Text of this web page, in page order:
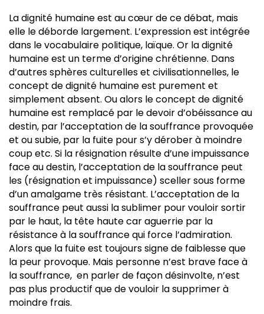
La dignité humaine est au cœur de ce débat, mais
elle le déborde largement. L’expression est intégrée
dans le vocabulaire politique, laïque. Or la dignité
humaine est un terme d’origine chrétienne. Dans
d’autres sphères culturelles et civilisationnelles, le
concept de dignité humaine est purement et
simplement absent. Ou alors le concept de dignité
humaine est remplacé par le devoir d’obéissance au
destin, par l’acceptation de la souffrance provoquée
et ou subie, par la fuite pour s’y dérober à moindre
coup etc. Si la résignation résulte d’une impuissance
face au destin, l’acceptation de la souffrance peut
les (résignation et impuissance) sceller sous forme
d’un amalgame très résistant. L’acceptation de la
souffrance peut aussi la sublimer pour vouloir sortir
par le haut, la tête haute car aguerrie par la
résistance à la souffrance qui force l’admiration.
Alors que la fuite est toujours signe de faiblesse que
la peur provoque. Mais personne n’est brave face à
la souffrance, en parler de façon désinvolte, n’est
pas plus productif que de vouloir la supprimer à
moindre frais.